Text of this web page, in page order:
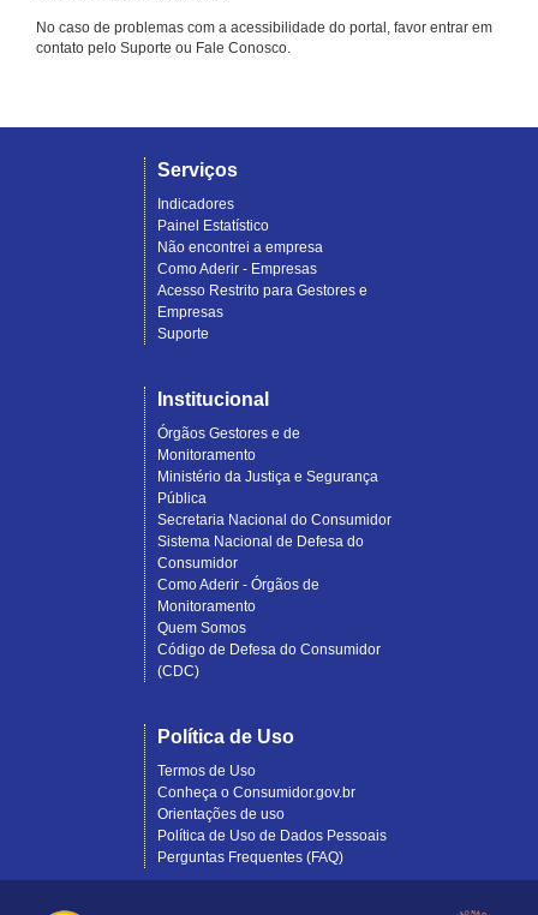
No caso de problemas com a acessibilidade do portal, favor entrar em
contato pelo Suporte ou Fale Conosco.
Serviços
Indicadores
Painel Estatístico
Não encontrei a empresa
Como Aderir - Empresas
Acesso Restrito para Gestores e
Empresas
Suporte
Institucional
Órgãos Gestores e de
Monitoramento
Ministério da Justiça e Segurança
Pública
Secretaria Nacional do Consumidor
Sistema Nacional de Defesa do
Consumidor
Como Aderir - Órgãos de
Monitoramento
Quem Somos
Código de Defesa do Consumidor
(CDC)
Política de Uso
Termos de Uso
Conheça o Consumidor.gov.br
Orientações de uso
Política de Uso de Dados Pessoais
Perguntas Frequentes (FAQ)